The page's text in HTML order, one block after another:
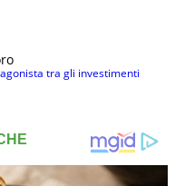
tra gli investimenti